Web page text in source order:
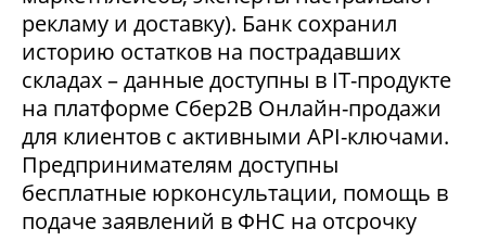
рекламу и доставку). Банк сохранил
историю остатков на пострадавших
складах – данные доступны в IT-продукте
на платформе Сбер2В Онлайн-продажи
для клиентов с активными API-ключами.
Предпринимателям доступны
бесплатные юрконсультации, помощь в
подаче заявлений в ФНС на отсрочку